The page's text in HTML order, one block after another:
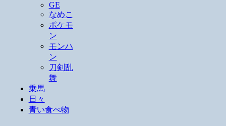
GE
なめこ
ポケモ
ン
モンハ
ン
刀剣乱
舞
乗馬
日々
青い食べ物